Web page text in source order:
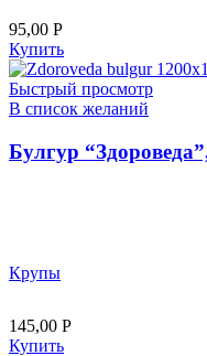
95,00 Р
Купить
Быстрый просмотр
В список желаний
Булгур
Крупы
145,00 Р
Купить